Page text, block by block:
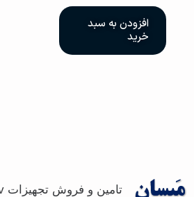
افزودن به سبد
خرید
تامین و فروش تجهیزات 20Kv